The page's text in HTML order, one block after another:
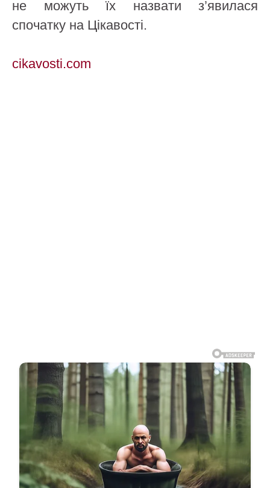
не можуть їх назвати з’явилася
спочатку на Цікавості.
cikavosti.com